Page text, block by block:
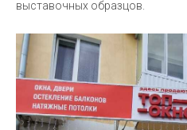
выставочных образцов.